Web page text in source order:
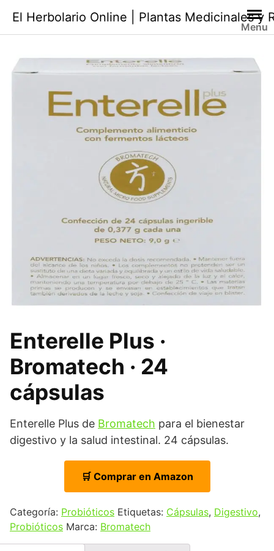
contenido
El Herbolario Online | Plantas Medicinales y
Menu
Enterelle Plus ·
Bromatech · 24
cápsulas
Enterelle Plus de Bromatech para el bienestar
digestivo y la salud intestinal. 24 cápsulas.
🛒 Comprar en Amazon
Categoría: Probióticos Etiquetas: Cápsulas, Digestivo,
Probióticos Marca: Bromatech